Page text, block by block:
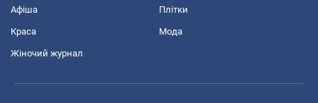
Афіша Плітки
Краса Мода
Жіночий журнал